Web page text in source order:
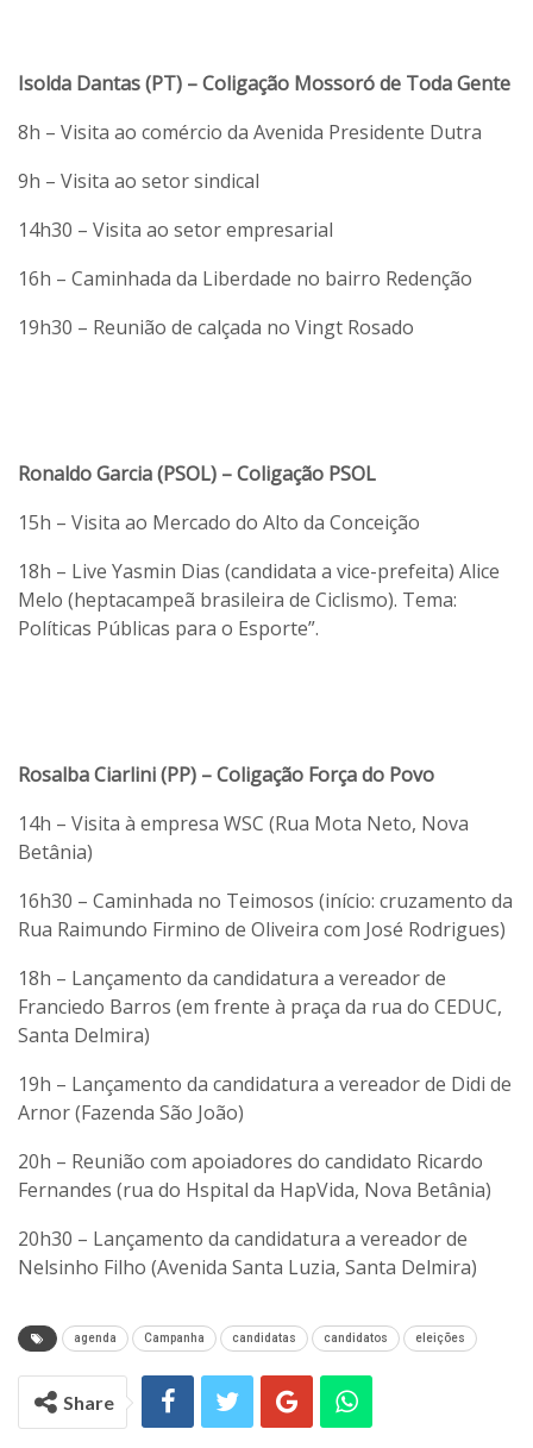
Isolda Dantas (PT) – Coligação Mossoró de Toda Gente
8h – Visita ao comércio da Avenida Presidente Dutra
9h – Visita ao setor sindical
14h30 – Visita ao setor empresarial
16h – Caminhada da Liberdade no bairro Redenção
19h30 – Reunião de calçada no Vingt Rosado
Ronaldo Garcia (PSOL) – Coligação PSOL
15h – Visita ao Mercado do Alto da Conceição
18h – Live Yasmin Dias (candidata a vice-prefeita) Alice
Melo (heptacampeã brasileira de Ciclismo). Tema:
Políticas Públicas para o Esporte”.
Rosalba Ciarlini (PP) – Coligação Força do Povo
14h – Visita à empresa WSC (Rua Mota Neto, Nova
Betânia)
16h30 – Caminhada no Teimosos (início: cruzamento da
Rua Raimundo Firmino de Oliveira com José Rodrigues)
18h – Lançamento da candidatura a vereador de
Franciedo Barros (em frente à praça da rua do CEDUC,
Santa Delmira)
19h – Lançamento da candidatura a vereador de Didi de
Arnor (Fazenda São João)
20h – Reunião com apoiadores do candidato Ricardo
Fernandes (rua do Hspital da HapVida, Nova Betânia)
20h30 – Lançamento da candidatura a vereador de
Nelsinho Filho (Avenida Santa Luzia, Santa Delmira)
agenda Campanha candidatas candidatos eleições
Share